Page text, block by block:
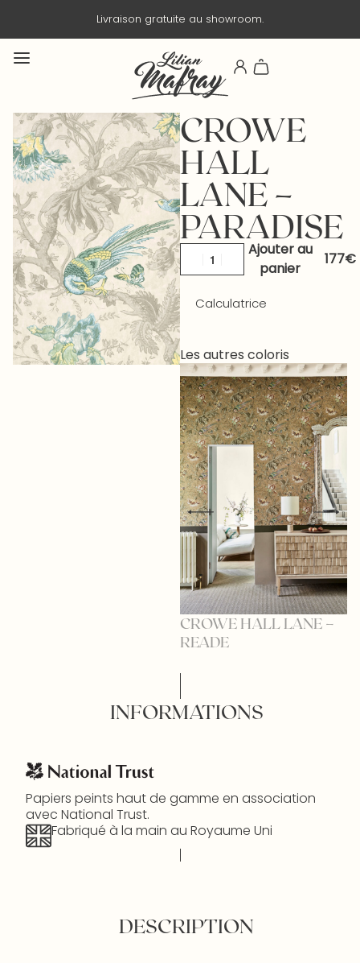
Livraison gratuite au showroom.
CROWE
HALL
LANE –
PARADISE
Ajouter au
panier
Calculatrice
Les autres coloris
CROWE HALL LANE –
READE
INFORMATIONS
Papiers peints haut de gamme en association
avec National Trust.
Fabriqué à la main au Royaume Uni
DESCRIPTION